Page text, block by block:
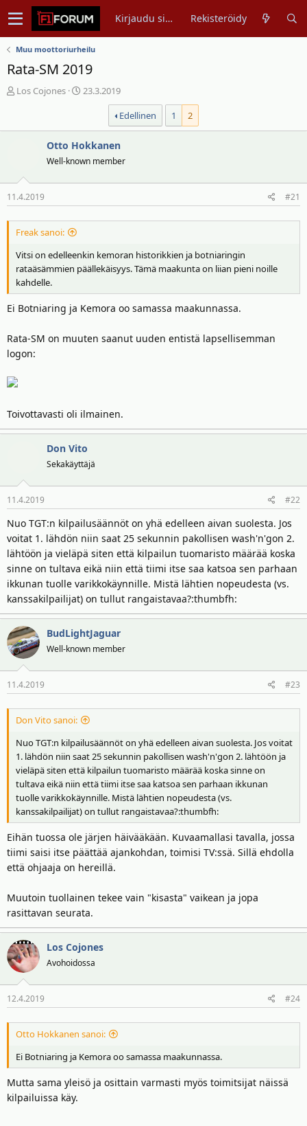
Kirjaudu sisään Rekisteröidy
Muu moottoriurheilu
Rata-SM 2019
V
s
e
t
u
a
l
o
i
t
a
j
Los Cojones
A
i
t
u
p
m
ä
r
ä
23.3.2019
Edellinen
1 2
Otto Hokkanen
Well-known member
11.4.2019 #21
Freak sanoi:
Vitsi on edelleenkin kemoran historikkien ja botniaringin
rataäsämmien päällekäisyys. Tämä maakunta on liian pieni noille
kahdelle.
Ei Botniaring ja Kemora oo samassa maakunnassa.
Rata-SM on muuten saanut uuden entistä lapsellisemman
logon:
Toivottavasti oli ilmainen.
Don Vito
Sekakäyttäjä
11.4.2019 #22
Nuo TGT:n kilpailusäännöt on yhä edelleen aivan suolesta. Jos
voitat 1. lähdön niin saat 25 sekunnin pakollisen wash'n'gon 2.
lähtöön ja vieläpä siten että kilpailun tuomaristo määrää koska
sinne on tultava eikä niin että tiimi itse saa katsoa sen parhaan
ikkunan tuolle varikkokäynnille. Mistä lähtien nopeudesta (vs.
kanssakilpailijat) on tullut rangaistavaa?:thumbfh:
BudLightJaguar
Well-known member
11.4.2019 #23
Don Vito sanoi:
Nuo TGT:n kilpailusäännöt on yhä edelleen aivan suolesta. Jos voitat
1. lähdön niin saat 25 sekunnin pakollisen wash'n'gon 2. lähtöön ja
vieläpä siten että kilpailun tuomaristo määrää koska sinne on
tultava eikä niin että tiimi itse saa katsoa sen parhaan ikkunan
tuolle varikkokäynnille. Mistä lähtien nopeudesta (vs.
kanssakilpailijat) on tullut rangaistavaa?:thumbfh:
Eihän tuossa ole järjen häivääkään. Kuvaamallasi tavalla, jossa
tiimi saisi itse päättää ajankohdan, toimisi TV:ssä. Sillä ehdolla
että ohjaaja on hereillä.
Muutoin tuollainen tekee vain "kisasta" vaikean ja jopa
rasittavan seurata.
Los Cojones
Avohoidossa
12.4.2019 #24
Otto Hokkanen sanoi:
Ei Botniaring ja Kemora oo samassa maakunnassa.
Mutta sama yleisö ja osittain varmasti myös toimitsijat näissä
kilpailuissa käy.